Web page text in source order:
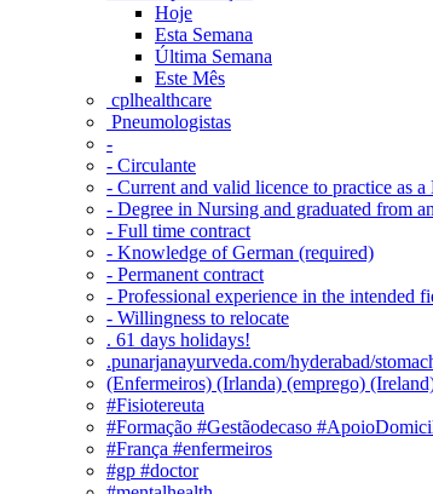
Hoje
Esta Semana
Última Semana
Este Mês
‎ cplhealthcare‬
Pneumologistas
-
- Circulante
- Current and valid licence to practice as a
- Degree in Nursing and graduated from
- Full time contract
- Knowledge of German (required)
- Permanent contract
- Professional experience in the intended
- Willingness to relocate
. 61 days holidays!
.punarjanayurveda.com/hyderabad/
(Enfermeiros) (Irlanda) (emprego)
#Fisiotereuta
#Formação #Gestãodecaso
#França #enfermeiros
#gp #doctor